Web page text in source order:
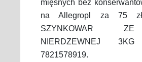
mięsnych bez
na Allegropl za 75
SZYNKOWAR
NIERDZEWNEJ
7821578919.